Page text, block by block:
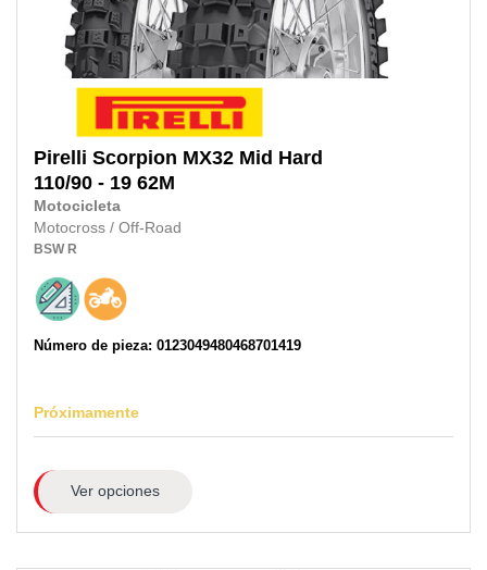
Pirelli Scorpion MX32 Mid Hard
110/90 - 19 62M
Motocicleta
Motocross / Off-Road
BSW R
Número de pieza: 0123049480468701419
Próximamente
Ver opciones